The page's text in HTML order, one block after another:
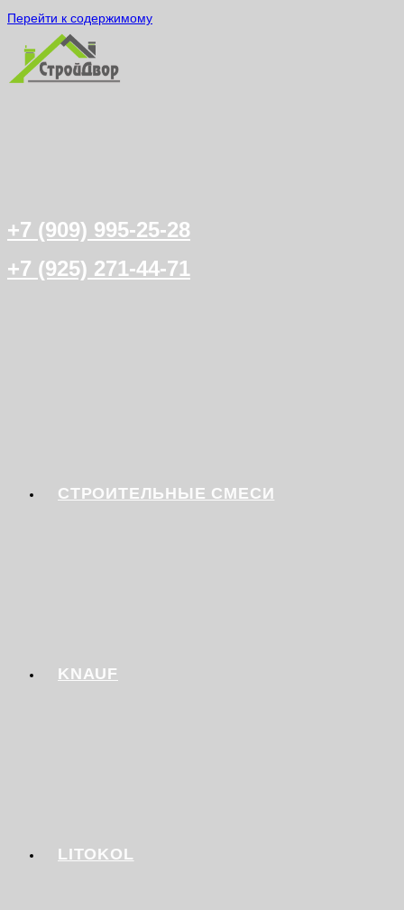
Перейти к содержимому
+7 (909) 995-25-28
+7 (925) 271-44-71
СТРОИТЕЛЬНЫЕ СМЕСИ
KNAUF
LITOKOL